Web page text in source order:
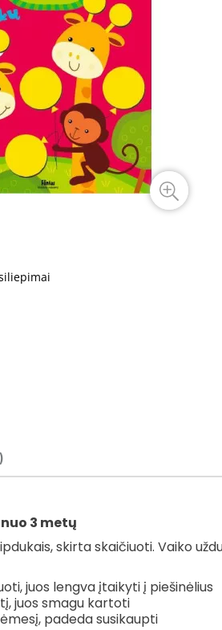
3 metų
skirta skaičiuoti. Vaiko
juos lengva įtaikyti į piešinėlius
juos smagu kartoti
padeda susikaupti